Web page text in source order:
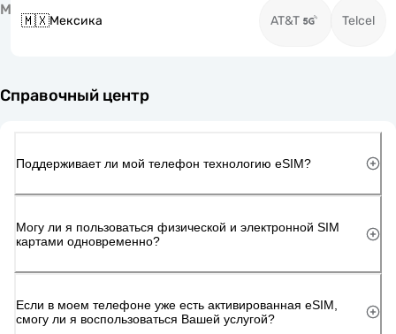
М
🇲🇽Мексика AT&T Telcel
Справочный центр
Поддерживает ли мой телефон технологию eSIM?
Могу ли я пользоваться физической и электронной SIM
картами одновременно?
Если в моем телефоне уже есть активированная eSIM,
смогу ли я воспользоваться Вашей услугой?